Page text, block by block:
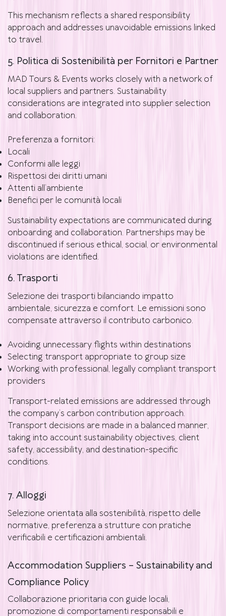
This mechanism reflects a shared responsibility
approach and addresses unavoidable emissions linked
to travel.
5. Politica di Sostenibilità per Fornitori e Partner
MAD Tours & Events works closely with a network of
local suppliers and partners. Sustainability
considerations are integrated into supplier selection
and collaboration.
Preferenza a fornitori:
Locali
Conformi alle leggi
Rispettosi dei diritti umani
Attenti all’ambiente
Benefici per le comunità locali
Sustainability expectations are communicated during
onboarding and collaboration. Partnerships may be
discontinued if serious ethical, social, or environmental
violations are identified.
6. Trasporti
Selezione dei trasporti bilanciando impatto
ambientale, sicurezza e comfort. Le emissioni sono
compensate attraverso il contributo carbonico.
Avoiding unnecessary flights within destinations
Selecting transport appropriate to group size
Working with professional, legally compliant transport
providers
Transport-related emissions are addressed through
the company’s carbon contribution approach.
Transport decisions are made in a balanced manner,
taking into account sustainability objectives, client
safety, accessibility, and destination-specific
conditions.
7. Alloggi
Selezione orientata alla sostenibilità, rispetto delle
normative, preferenza a strutture con pratiche
verificabili e certificazioni ambientali.
Accommodation Suppliers – Sustainability and
Compliance Policy
Collaborazione prioritaria con guide locali,
promozione di comportamenti responsabili e